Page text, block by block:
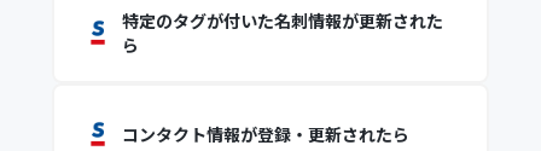
特定のタグが付いた名刺情報が更新された
ら
コンタクト情報が登録・更新されたら